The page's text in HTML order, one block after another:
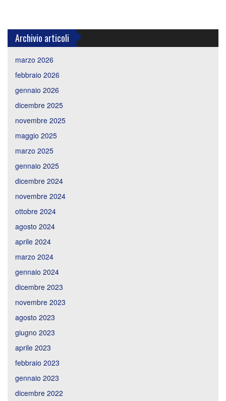
Archivio articoli
marzo 2026
febbraio 2026
gennaio 2026
dicembre 2025
novembre 2025
maggio 2025
marzo 2025
gennaio 2025
dicembre 2024
novembre 2024
ottobre 2024
agosto 2024
aprile 2024
marzo 2024
gennaio 2024
dicembre 2023
novembre 2023
agosto 2023
giugno 2023
aprile 2023
febbraio 2023
gennaio 2023
dicembre 2022